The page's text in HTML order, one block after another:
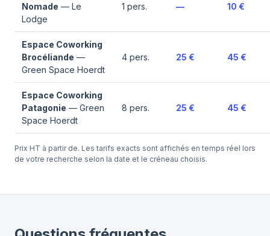
Nomade — Le
Lodge
1 pers. — 10 €
Espace Coworking
Brocéliande —
Green Space Hoerdt
4 pers. 25 € 45 €
Espace Coworking
Patagonie — Green
Space Hoerdt
8 pers. 25 € 45 €
Prix HT à partir de. Les tarifs exacts sont affichés en temps réel lors
de votre recherche selon la date et le créneau choisis.